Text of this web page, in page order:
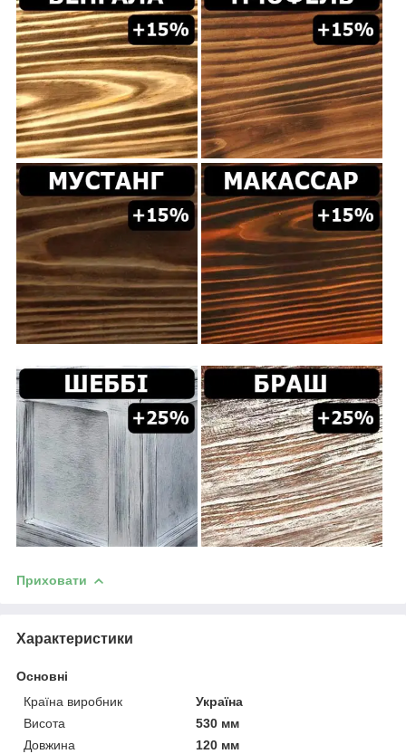
Приховати
Характеристики
Основні
Країна виробник
Україна
Висота
530 мм
Довжина
120 мм